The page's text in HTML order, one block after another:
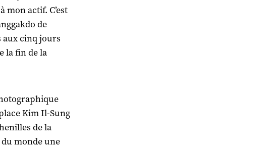
mon actif. C’est
de
aux cinq jours
la fin de la
Kim Il-Sung
de la
monde une